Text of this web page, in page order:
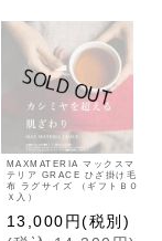
MAXMATERIA マックスマ
テリア GRACE ひざ掛け毛
布 ラグサイズ （ギフトＢＯ
Ｘ入）
13,000円(税別)